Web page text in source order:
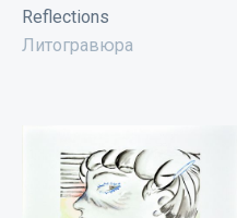
Reflections
Литогравюра